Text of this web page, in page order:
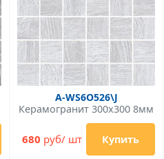
A-WS6O526\J
Керамогранит 300x300 8мм
680 руб/ шт Купить